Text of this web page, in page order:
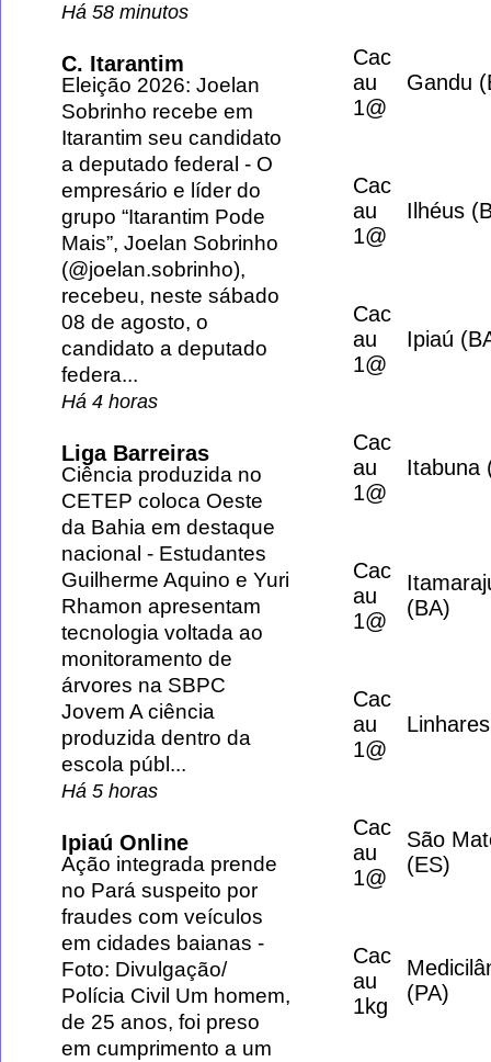
Cac
au
1@
Gandu
Cac
au
1@
Ilhéus
Cac
au
1@
Ipiaú
Cac
au
1@
Itabuna
Cac
au
1@
(BA)
Cac
au
1@
Cac
au
1@
São
(ES)
Cac
au
1kg
(PA)
Há 58 minutos
C. Itarantim
Eleição 2026: Joelan
Sobrinho recebe em
Itarantim seu candidato
a deputado federal - O
empresário e líder do
grupo “Itarantim Pode
Mais”, Joelan Sobrinho
(@joelan.sobrinho),
recebeu, neste sábado
08 de agosto, o
candidato a deputado
federa...
Há 4 horas
Liga Barreiras
Ciência produzida no
CETEP coloca Oeste
da Bahia em destaque
nacional - Estudantes
Guilherme Aquino e Yuri
Rhamon apresentam
tecnologia voltada ao
monitoramento de
árvores na SBPC
Jovem A ciência
produzida dentro da
escola públ...
Há 5 horas
Ipiaú Online
Ação integrada prende
no Pará suspeito por
fraudes com veículos
em cidades baianas -
Foto: Divulgação/
Polícia Civil Um homem,
de 25 anos, foi preso
em cumprimento a um